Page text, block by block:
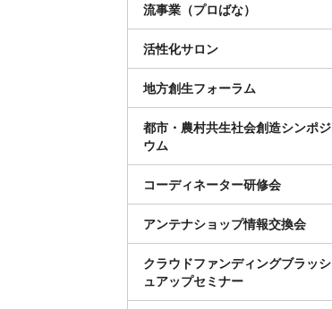
流事業（プロばな）
活性化サロン
地方創生フォーラム
都市・農村共生社会創造シンポジ
ウム
コーディネーター研修会
アンテナショップ情報交換会
クラウドファンディングブラッシ
ュアップセミナー